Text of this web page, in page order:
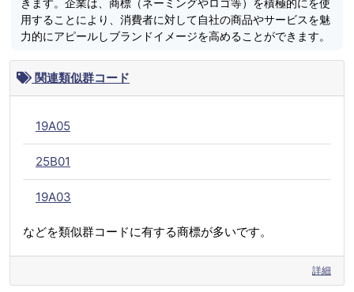
用することにより、消費者に対して自社の商品やサービスを魅
力的にアピールしブランドイメージを高めることができます。
関連類似群コード
19A05
25B01
19A03
などを類似群コードに有する商標が多いです。
詳細